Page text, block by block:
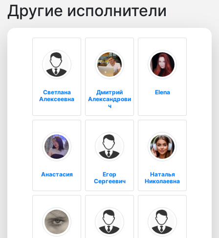
Другие исполнители
Светлана
Алексеевна
Дмитрий
Александрови
ч
Elena
Анастасия
Егор
Сергеевич
Наталья
Николаевна